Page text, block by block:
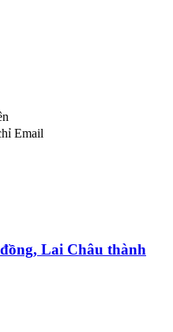
Email
Lai Châu thành